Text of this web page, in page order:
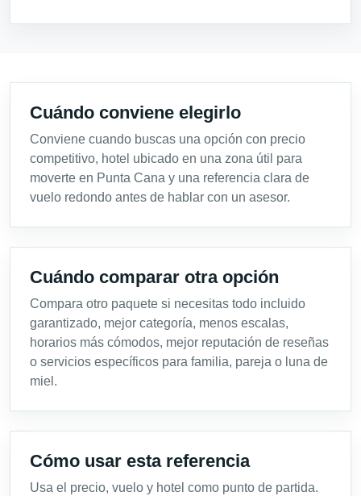
Cuándo conviene elegirlo
Conviene cuando buscas una opción con precio
competitivo, hotel ubicado en una zona útil para
moverte en Punta Cana y una referencia clara de
vuelo redondo antes de hablar con un asesor.
Cuándo comparar otra opción
Compara otro paquete si necesitas todo incluido
garantizado, mejor categoría, menos escalas,
horarios más cómodos, mejor reputación de reseñas
o servicios específicos para familia, pareja o luna de
miel.
Cómo usar esta referencia
Usa el precio, vuelo y hotel como punto de partida.